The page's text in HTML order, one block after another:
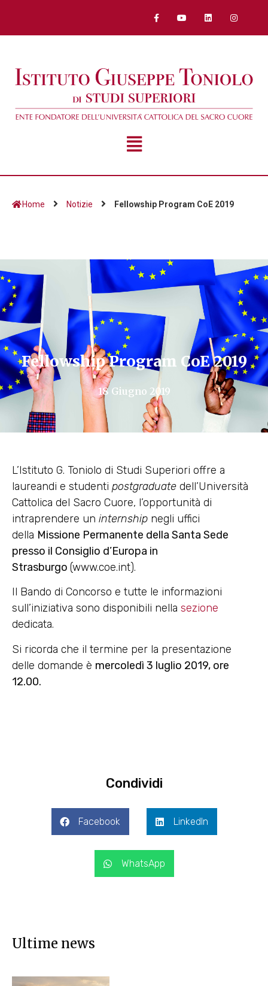
Home Notizie Fellowship Program CoE 2019
Fellowship Program CoE 2019
18 Giugno 2019
L’Istituto G. Toniolo di Studi Superiori offre a
laureandi e studenti postgraduate dell’Università
Cattolica del Sacro Cuore, l’opportunità di
intraprendere un internship negli uffici
della Missione Permanente della Santa Sede
presso il Consiglio d’Europa in
Strasburgo (www.coe.int).
Il Bando di Concorso e tutte le informazioni
sull’iniziativa sono disponibili nella sezione
dedicata.
Si ricorda che il termine per la presentazione
delle domande è mercoledì 3 luglio 2019, ore
12.00.
Condividi
Facebook LinkedIn
WhatsApp
Ultime news